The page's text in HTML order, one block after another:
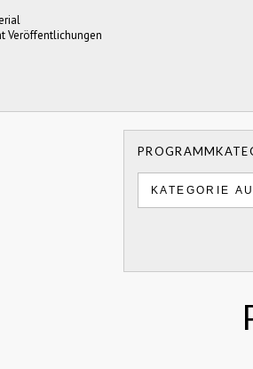
Veröffentlichungen